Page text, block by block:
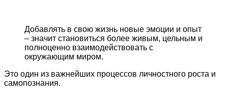
Добавлять в свою жизнь новые эмоции и опыт
– значит становиться более живым, цельным и
полноценно взаимодействовать с
окружающим миром.
Это один из важнейших процессов личностного роста и
самопознания.